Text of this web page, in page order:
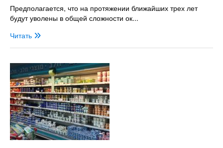
Предполагается, что на протяжении ближайших трех лет
будут уволены в общей сложности ок...
Читать